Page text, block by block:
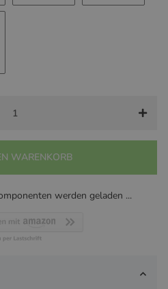
Green (Special Edition: Made in
WARENKORB
werden geladen ...